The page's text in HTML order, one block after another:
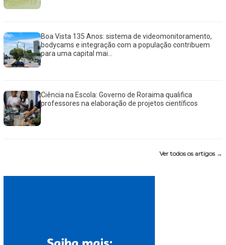
Boa Vista 135 Anos: sistema de videomonitoramento,
bodycams e integração com a população contribuem
para uma capital mai...
Ciência na Escola: Governo de Roraima qualifica
professores na elaboração de projetos científicos
Ver todos os artigos →